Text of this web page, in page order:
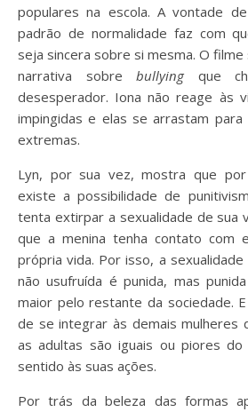
populares na escola. A vontade
padrão de normalidade faz com
seja sincera sobre si mesma. O
narrativa sobrebullyingque
desesperador. Iona não reage às
impingidas e elas se arrastam para
extremas.
Lyn, por sua vez, mostra que
existe a possibilidade de
tenta extirpar a sexualidade de sua
que a menina tenha contato com
própria vida. Por isso, a
não usufruída é punida, mas
maior pelo restante da sociedade.
de se integrar às demais mulheres
as adultas são iguais ou piores
sentido às suas ações.
Por trás da beleza das formas